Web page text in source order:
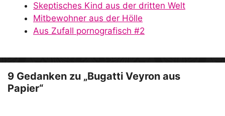
d
e
o
Skeptisches Kind aus der dritten Welt
Mitbewohner aus der Hölle
Aus Zufall pornografisch #2
9 Gedanken zu „Bugatti Veyron aus
Papier“